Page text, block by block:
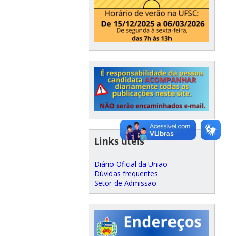
Links úteis
Diário Oficial da União
Dúvidas frequentes
Setor de Admissão